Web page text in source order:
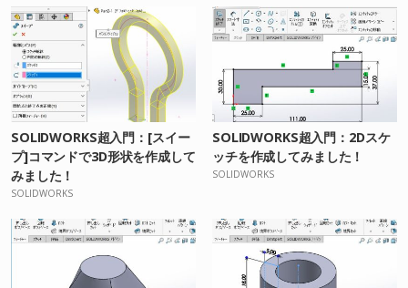
SOLIDWORKS超入門：[スイー
プ]コマンドで3D形状を作成して
みました！
SOLIDWORKS
SOLIDWORKS超入門：2Dスケ
ッチを作成してみました！
SOLIDWORKS